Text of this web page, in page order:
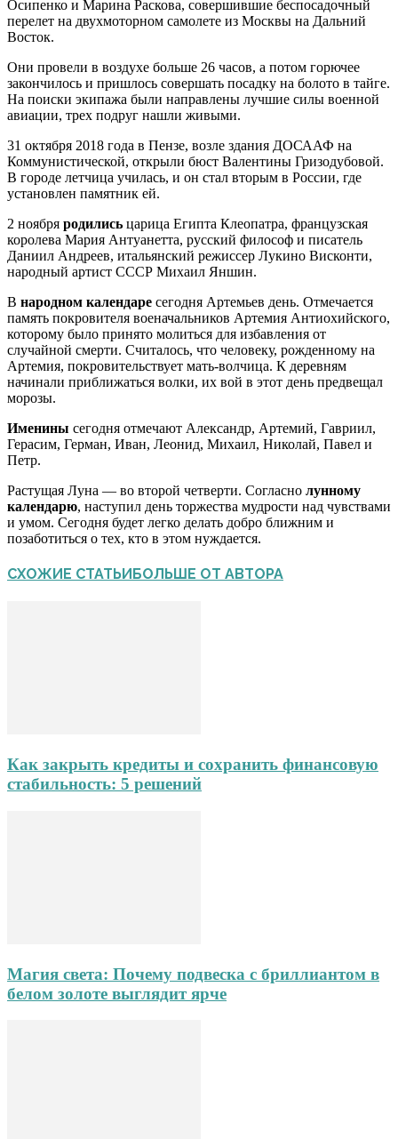
Осипенко и Марина Раскова, совершившие беспосадочный
перелет на двухмоторном самолете из Москвы на Дальний
Восток.
Они провели в воздухе больше 26 часов, а потом горючее
закончилось и пришлось совершать посадку на болото в тайге.
На поиски экипажа были направлены лучшие силы военной
авиации, трех подруг нашли живыми.
31 октября 2018 года в Пензе, возле здания ДОСААФ на
Коммунистической, открыли бюст Валентины Гризодубовой.
В городе летчица училась, и он стал вторым в России, где
установлен памятник ей.
2 ноября родились царица Египта Клеопатра, французская
королева Мария Антуанетта, русский философ и писатель
Даниил Андреев, итальянский режиссер Лукино Висконти,
народный артист СССР Михаил Яншин.
В народном календаре сегодня Артемьев день. Отмечается
память покровителя военачальников Артемия Антиохийского,
которому было принято молиться для избавления от
случайной смерти. Считалось, что человеку, рожденному на
Артемия, покровительствует мать-волчица. К деревням
начинали приближаться волки, их вой в этот день предвещал
морозы.
Именины сегодня отмечают Александр, Артемий, Гавриил,
Герасим, Герман, Иван, Леонид, Михаил, Николай, Павел и
Петр.
Растущая Луна — во второй четверти. Согласно лунному
календарю, наступил день торжества мудрости над чувствами
и умом. Сегодня будет легко делать добро ближним и
позаботиться о тех, кто в этом нуждается.
СХОЖИЕ СТАТЬИБОЛЬШЕ ОТ АВТОРА
Как закрыть кредиты и сохранить финансовую
стабильность: 5 решений
Магия света: Почему подвеска с бриллиантом в
белом золоте выглядит ярче